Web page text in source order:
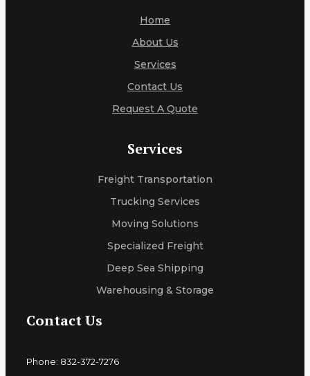
Home
About Us
Services
Contact Us
Request A Quote
Services
Freight Transportation
Trucking Services
Moving Solutions
Specialized Freight
Deep Sea Shipping
Warehousing & Storage
Contact Us
Phone: 832-372-7276